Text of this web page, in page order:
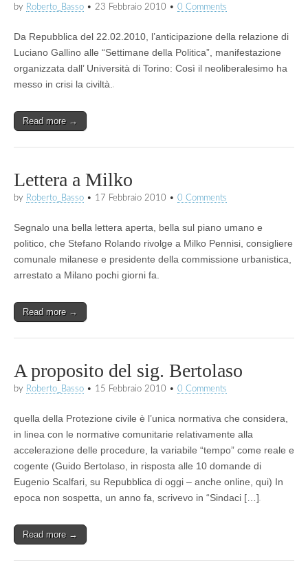
by Roberto_Basso • 23 Febbraio 2010 • 0 Comments
Da Repubblica del 22.02.2010, l’anticipazione della relazione di
Luciano Gallino alle “Settimane della Politica”, manifestazione
organizzata dall’ Università di Torino: Così il neoliberalesimo ha
messo in crisi la civiltà.
Read more →
Lettera a Milko
by Roberto_Basso • 17 Febbraio 2010 • 0 Comments
Segnalo una bella lettera aperta, bella sul piano umano e
politico, che Stefano Rolando rivolge a Milko Pennisi, consigliere
comunale milanese e presidente della commissione urbanistica,
arrestato a Milano pochi giorni fa.
Read more →
A proposito del sig. Bertolaso
by Roberto_Basso • 15 Febbraio 2010 • 0 Comments
quella della Protezione civile è l’unica normativa che considera,
in linea con le normative comunitarie relativamente alla
accelerazione delle procedure, la variabile “tempo” come reale e
cogente (Guido Bertolaso, in risposta alle 10 domande di
Eugenio Scalfari, su Repubblica di oggi – anche online, qui) In
epoca non sospetta, un anno fa, scrivevo in “Sindaci […]
Read more →